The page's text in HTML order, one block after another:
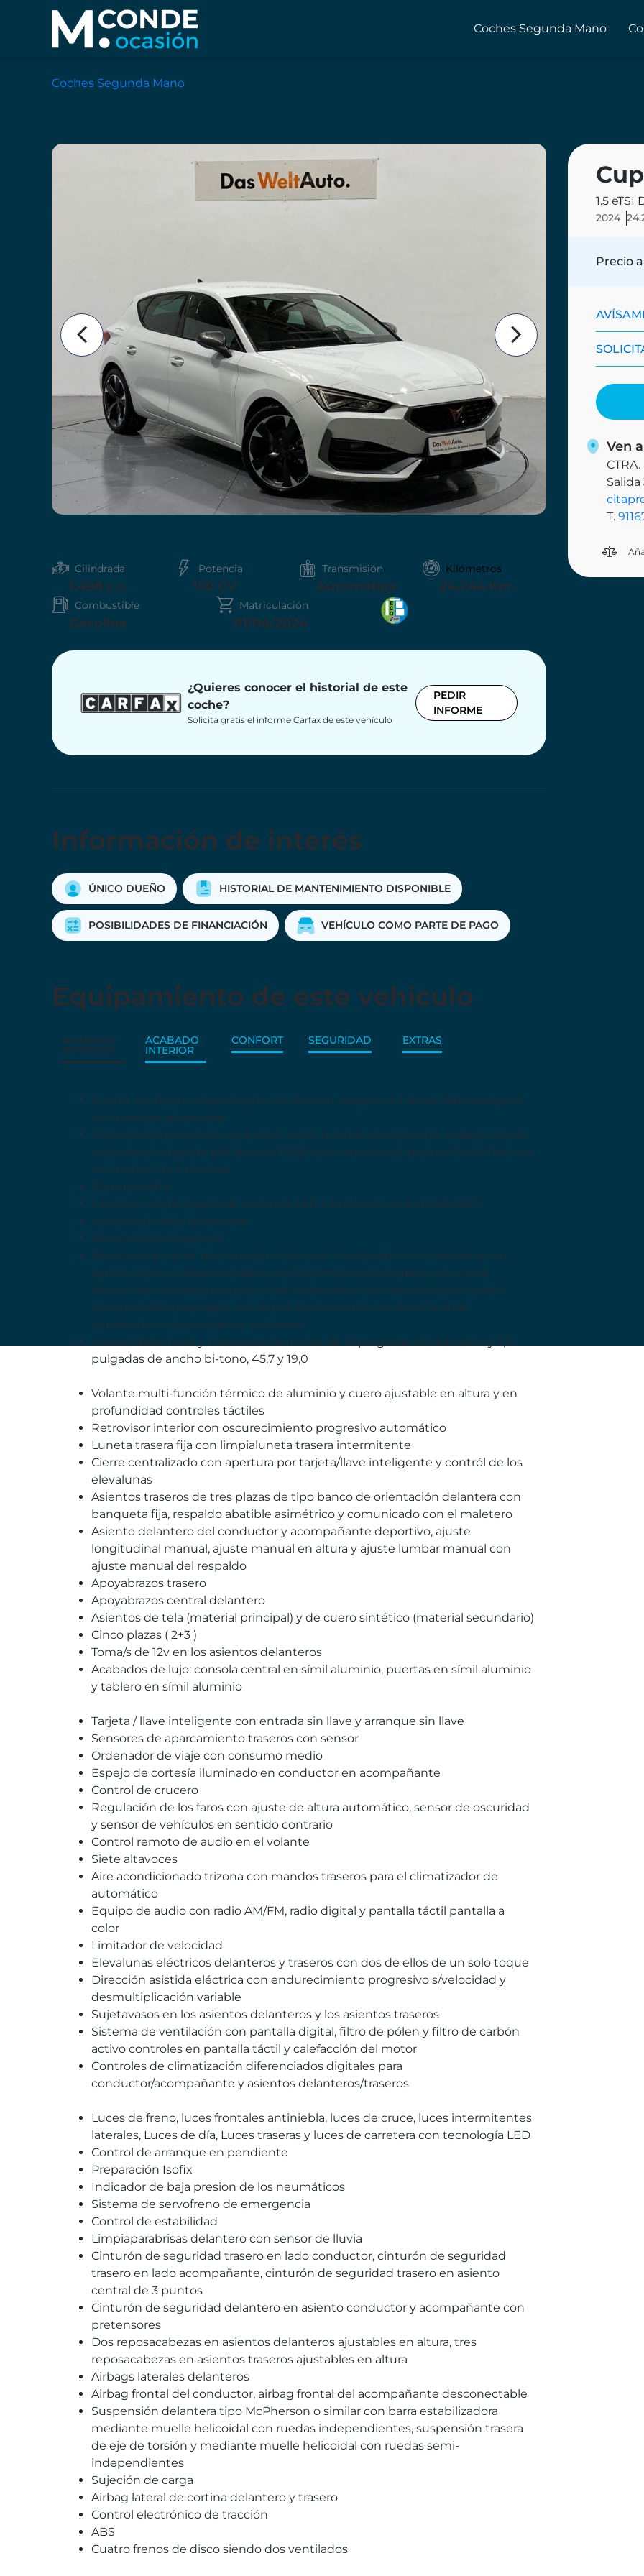
Coches Segunda Mano
Coches Segunda Mano
1.5 eTSI
2024
Precio
Ven
Salida
T.
Cilindrada
1.498 c.c.
Potencia
150 CV
Transmisión
Automática
Kilómetros
24.244 Km
Combustible
Gasolina
Matriculación
01/04/2024
¿Quieres conocer el historial de este
coche?
Solicita gratis el informe Carfax de este vehículo
PEDIR
INFORME
Información de interés
ÚNICO DUEÑO HISTORIAL DE MANTENIMIENTO DISPONIBLE
POSIBILIDADES DE FINANCIACIÓN VEHÍCULO COMO PARTE DE PAGO
Equipamiento de este vehículo
ACABADO
EXTERIOR
Puerta conductor, trasera (lado conductor), pasajero y trasera (lado pasajero)
con bisagras delanteras
Carrocería tipo berlina con portón con 5 puertas, batalla corta, volante al lado
izquierdo, código de plataforma: MQB-evo, carrocería & puertas (local): berlina
con portón de 5 puertas
Pintura solida
Faros con lente elipsoidal, bombilla LED y luz larga con bombilla LED
Luces antiniebla delanteras
Retrovisores plegables
Retrovisor exterior del conductor en color combinado con carrocería con
ajuste eléctrico desempañable con intermitente integrado, retrovisor
exterior del acompañante en color combinado con carrocería con ajuste
eléctrico desempañable con ajuste hacia el suelo en marcha atrás
automático y intermitente integrado
Llantas delanteras y traseras en aluminio de 18 pulgadas de diámetro y 7,5
pulgadas de ancho bi-tono, 45,7 y 19,0
ACABADO
INTERIOR
Volante multi-función térmico de aluminio y cuero ajustable en altura y en
profundidad controles táctiles
Retrovisor interior con oscurecimiento progresivo automático
Luneta trasera fija con limpialuneta trasera intermitente
Cierre centralizado con apertura por tarjeta/llave inteligente y contról de los
elevalunas
Asientos traseros de tres plazas de tipo banco de orientación delantera con
banqueta fija, respaldo abatible asimétrico y comunicado con el maletero
Asiento delantero del conductor y acompañante deportivo, ajuste
longitudinal manual, ajuste manual en altura y ajuste lumbar manual con
ajuste manual del respaldo
Apoyabrazos trasero
Apoyabrazos central delantero
Asientos de tela (material principal) y de cuero sintético (material secundario)
Cinco plazas ( 2+3 )
Toma/s de 12v en los asientos delanteros
Acabados de lujo: consola central en símil aluminio, puertas en símil aluminio
y tablero en símil aluminio
CONFORT
Tarjeta / llave inteligente con entrada sin llave y arranque sin llave
Sensores de aparcamiento traseros con sensor
Ordenador de viaje con consumo medio
Espejo de cortesía iluminado en conductor en acompañante
Control de crucero
Regulación de los faros con ajuste de altura automático, sensor de oscuridad
y sensor de vehículos en sentido contrario
Control remoto de audio en el volante
Siete altavoces
Aire acondicionado trizona con mandos traseros para el climatizador de
automático
Equipo de audio con radio AM/FM, radio digital y pantalla táctil pantalla a
color
Limitador de velocidad
Elevalunas eléctricos delanteros y traseros con dos de ellos de un solo toque
Dirección asistida eléctrica con endurecimiento progresivo s/velocidad y
desmultiplicación variable
Sujetavasos en los asientos delanteros y los asientos traseros
Sistema de ventilación con pantalla digital, filtro de pólen y filtro de carbón
activo controles en pantalla táctil y calefacción del motor
Controles de climatización diferenciados digitales para
conductor/acompañante y asientos delanteros/traseros
SEGURIDAD
Luces de freno, luces frontales antiniebla, luces de cruce, luces intermitentes
laterales, Luces de día, Luces traseras y luces de carretera con tecnología LED
Control de arranque en pendiente
Preparación Isofix
Indicador de baja presion de los neumáticos
Sistema de servofreno de emergencia
Control de estabilidad
Limpiaparabrisas delantero con sensor de lluvia
Cinturón de seguridad trasero en lado conductor, cinturón de seguridad
trasero en lado acompañante, cinturón de seguridad trasero en asiento
central de 3 puntos
Cinturón de seguridad delantero en asiento conductor y acompañante con
pretensores
Dos reposacabezas en asientos delanteros ajustables en altura, tres
reposacabezas en asientos traseros ajustables en altura
Airbags laterales delanteros
Airbag frontal del conductor, airbag frontal del acompañante desconectable
Suspensión delantera tipo McPherson o similar con barra estabilizadora
mediante muelle helicoidal con ruedas independientes, suspensión trasera
de eje de torsión y mediante muelle helicoidal con ruedas semi-
independientes
Sujeción de carga
Airbag lateral de cortina delantero y trasero
Control electrónico de tracción
ABS
Cuatro frenos de disco siendo dos ventilados
EXTRAS